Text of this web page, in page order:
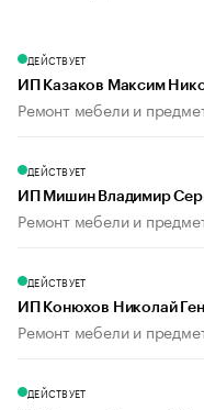
ДЕЙСТВУЕТ
ИП Казаков Максим
Ремонт мебели и
ДЕЙСТВУЕТ
ИП Мишин Владимир
Ремонт мебели и
ДЕЙСТВУЕТ
ИП Конюхов Николай
Ремонт мебели и
ДЕЙСТВУЕТ